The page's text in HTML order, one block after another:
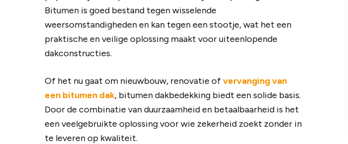
Bitumen is goed bestand tegen wisselende
weersomstandigheden en kan tegen een stootje, wat het een
praktische en veilige oplossing maakt voor uiteenlopende
dakconstructies.
Of het nu gaat om nieuwbouw, renovatie ofvervanging van
een bitumen dak, bitumen dakbedekking biedt een solide basis.
Door de combinatie van duurzaamheid en betaalbaarheid is het
een veelgebruikte oplossing voor wie zekerheid zoekt zonder in
te leveren op kwaliteit.